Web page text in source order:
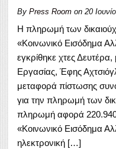
By Press Room on 20
Η πληρωμή των
«Κοινωνικό Εισόδημα
εγκρίθηκε χτες
Εργασίας, Έφης
μεταφορά πίστωσης
για την πληρωμή των
πληρωμή αφορά 220.940
«Κοινωνικό Εισόδημα
ηλεκτρονική […]